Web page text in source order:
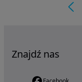
Znajdź nas